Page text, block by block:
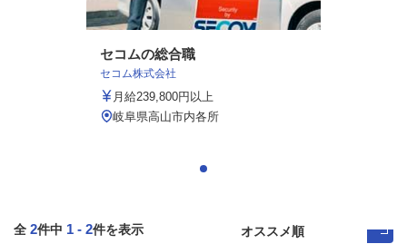
セコムの総合職
セコム株式会社
月給239,800円以上
岐阜県高山市内各所
全 2件中 1 - 2件を表示